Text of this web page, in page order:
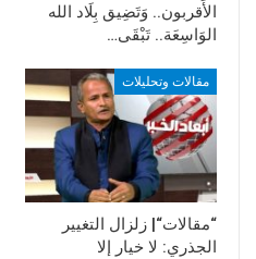
الأَقربون.. وَتَضِيق بِلَاد الله
الوَاسِعَة.. تَبْقَى…
مقالات وتحليلات
“مقالات“| زلزال التغيير
الجذري: لا خيار إلا